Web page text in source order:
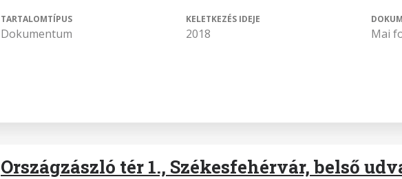
TARTALOMTÍPUS
Dokumentum
KELETKEZÉS IDEJE
2018 Mai
Országzászló tér 1., Székesfehérvár, belső